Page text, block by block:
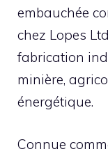
embauchée
chez Lopes
fabrication
minière,
énergétique.
Connue